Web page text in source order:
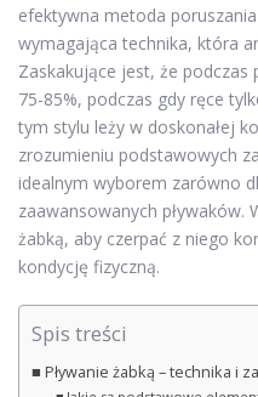
efektywna metoda
wymagająca technika, która
Zaskakujące jest, że podczas
75-85%, podczas gdy ręce
tym stylu leży w doskonałej
zrozumieniu podstawowych
idealnym wyborem zarówno
zaawansowanych pływaków.
żabką, aby czerpać z niego
kondycję fizyczną.
Spis treści
Pływanie żabką – technika i